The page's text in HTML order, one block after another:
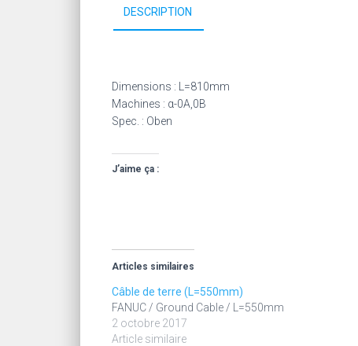
DESCRIPTION
Dimensions : L=810mm
Machines : α-0A,0B
Spec. : Oben
J’aime ça :
Articles similaires
Câble de terre (L=550mm)
FANUC / Ground Cable / L=550mm
2 octobre 2017
Article similaire